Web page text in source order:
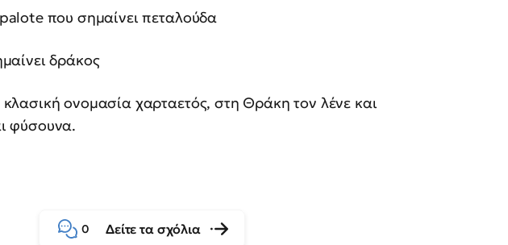
που σημαίνει πεταλούδα
δράκος
ονομασία χαρταετός, στη Θράκη τον λένε και
φύσουνα.
0 Δείτε τα σχόλια